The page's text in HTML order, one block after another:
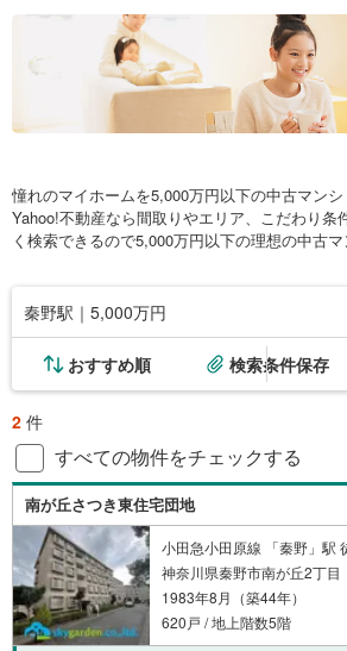
憧れのマイホームを5,000万円以下の中古マンシ
Yahoo!不動産なら間取りやエリア、こだわり条
く検索できるので5,000万円以下の理想の中古マ
秦野駅｜5,000万円
おすすめ順 検索条件保存
2 件
すべての物件をチェックする
南が丘さつき東住宅団地
小田急小田原線 「秦野」駅
神奈川県秦野市南が丘2丁目
1983年8月（築44年）
620戸 / 地上階数5階